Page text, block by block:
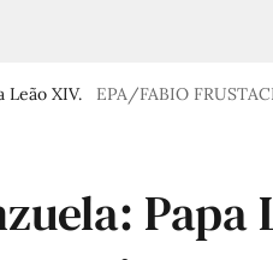
Leão XIV. EPA/FABIO
Papa